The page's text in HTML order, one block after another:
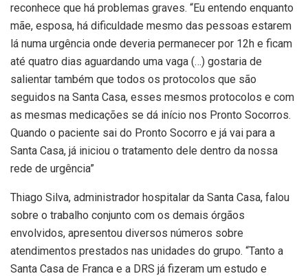
reconhece que há problemas graves. “Eu entendo enquanto
mãe, esposa, há dificuldade mesmo das pessoas estarem
lá numa urgência onde deveria permanecer por 12h e ficam
até quatro dias aguardando uma vaga (…) gostaria de
salientar também que todos os protocolos que são
seguidos na Santa Casa, esses mesmos protocolos e com
as mesmas medicações se dá início nos Pronto Socorros.
Quando o paciente sai do Pronto Socorro e já vai para a
Santa Casa, já iniciou o tratamento dele dentro da nossa
rede de urgência”
Thiago Silva, administrador hospitalar da Santa Casa, falou
sobre o trabalho conjunto com os demais órgãos
envolvidos, apresentou diversos números sobre
atendimentos prestados nas unidades do grupo. “Tanto a
Santa Casa de Franca e a DRS já fizeram um estudo e